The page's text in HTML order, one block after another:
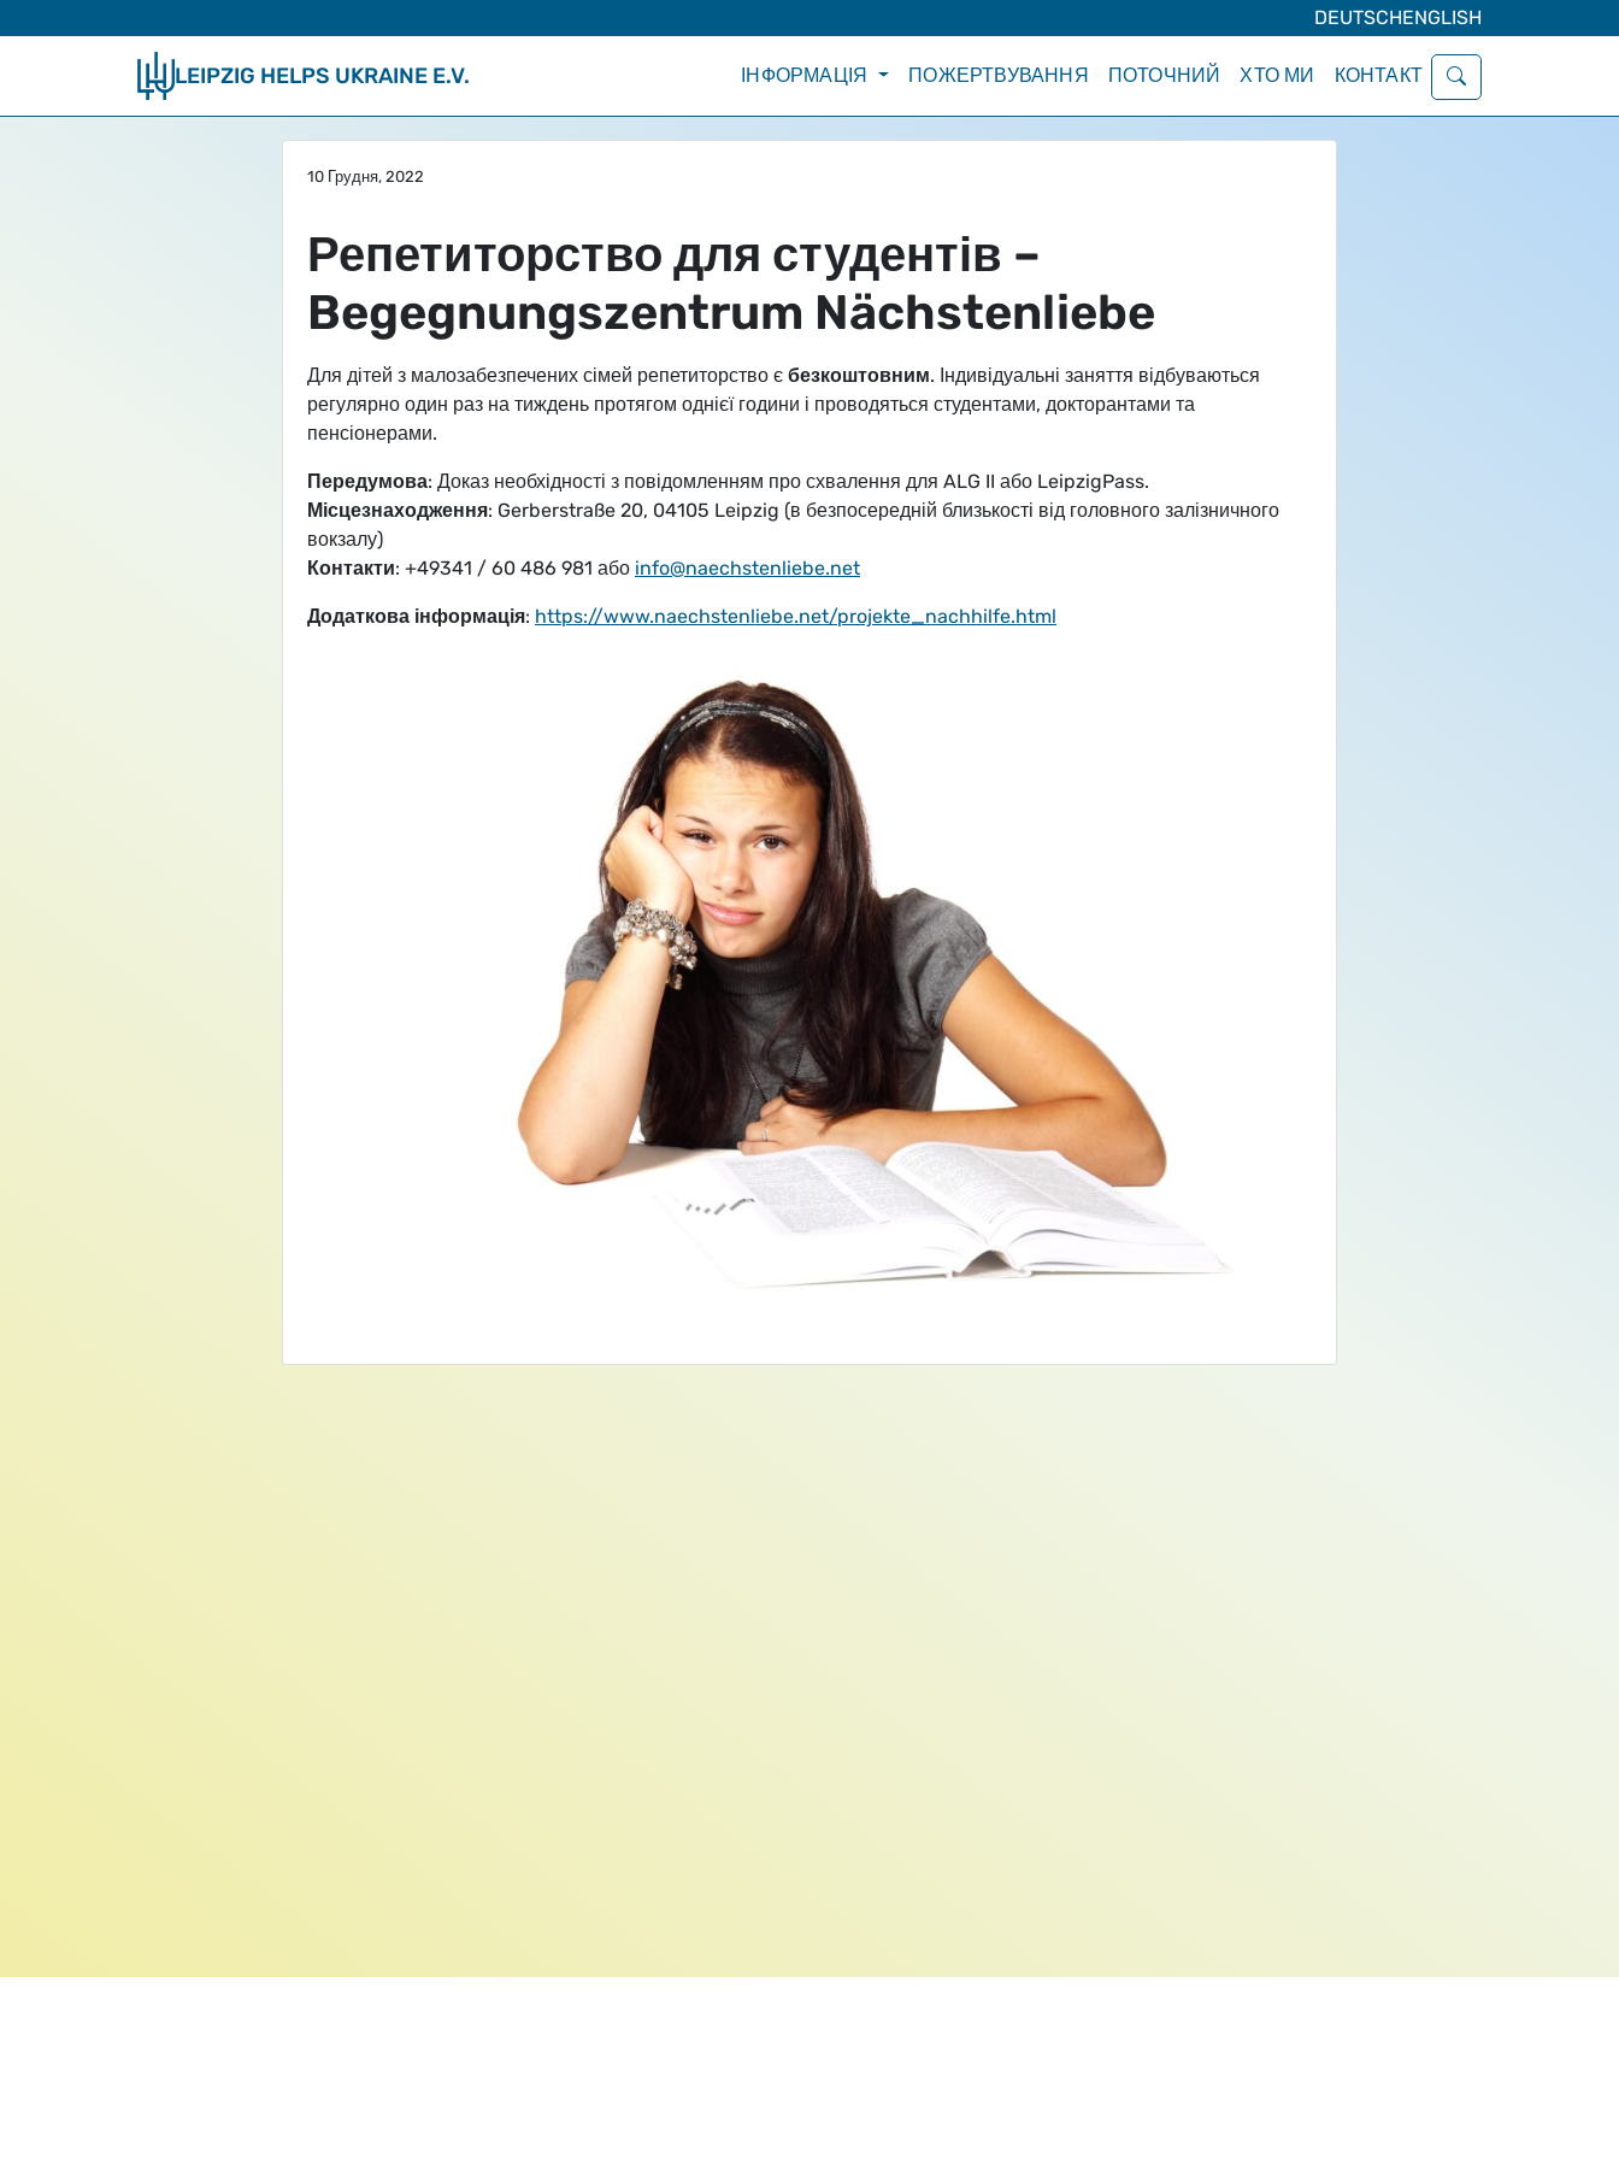
Skip to main content
DEUTSCHENGLISH
LEIPZIG HELPS UKRAINE E.V. ІНФОРМАЦІЯ ПОЖЕРТВУВАННЯ ПОТОЧНИЙ ХТО МИ КОНТАКТ
10 Грудня, 2022
Репетиторство для студентів –
Begegnungszentrum Nächstenliebe
Для дітей з малозабезпечених сімей репетиторство є безкоштовним. Індивідуальні заняття відбуваються
регулярно один раз на тиждень протягом однієї години і проводяться студентами, докторантами та
пенсіонерами.
Передумова: Доказ необхідності з повідомленням про схвалення для ALG II або LeipzigPass.
Місцезнаходження: Gerberstraße 20, 04105 Leipzig (в безпосередній близькості від головного залізничного
вокзалу)
Контакти: +49341 / 60 486 981 або info@naechstenliebe.net
Додаткова інформація: https://www.naechstenliebe.net/projekte_nachhilfe.html